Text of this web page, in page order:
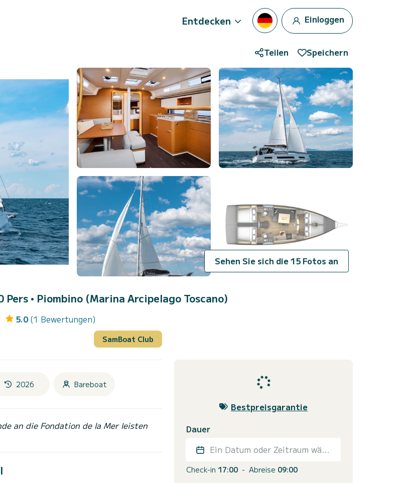
Entdecken Einloggen
Teilen Speichern
Sehen Sie sich die 15 Fotos an
Pers • Piombino (Marina Arcipelago Toscano)
5.0 (1 Bewertungen)
SamBoat Club
2026 Bareboat
an die Fondation de la Mer leisten
Bestpreisgarantie
Dauer
Ein Datum oder Zeitraum wählen
Check-in 17:00 - Abreise 09:00